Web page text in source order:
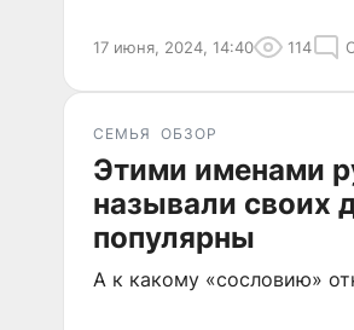
17 июня, 2024, 14:40 114
СЕМЬЯ ОБЗОР
Этими именами
называли своих
популярны
А к какому «сословию»